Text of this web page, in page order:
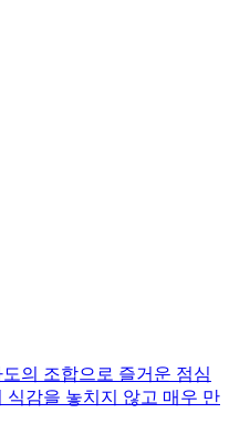
의 조합으로 즐거운 점심
식감을 놓치지 않고 매우 만